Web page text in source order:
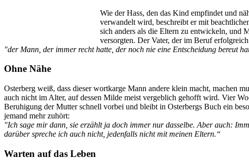
Wie der Hass, den das Kind empfindet und
verwandelt wird, beschreibt er mit
sich anders als die Eltern zu entwickeln, und
versorgten. Der Vater, der im Beruf
"der Mann, der immer recht hatte, der noch nie eine Entscheidung bereut
Ohne Nähe
Osterberg weiß, dass dieser wortkarge Mann andere klein macht, machen
auch nicht im Alter, auf dessen Milde meist vergeblich gehofft wird. Vier
Beruhigung der Mutter schnell vorbei und bleibt in Osterbergs Buch ein
jemand mehr zuhört:
"Ich sage mir dann, sie erzählt ja doch immer nur dasselbe. Aber auch:
darüber spreche ich auch nicht, jedenfalls nicht mit meinen Eltern.“
Warten auf das Leben